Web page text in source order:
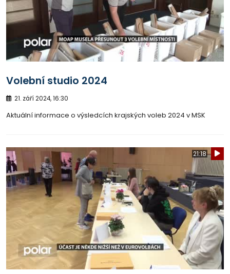
Volební studio 2024
21. září 2024, 16:30
Aktuální informace o výsledcích krajských voleb 2024 v MSK
21:18